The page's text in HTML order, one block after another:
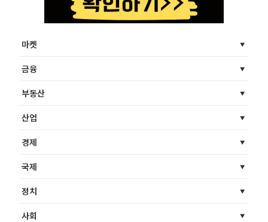
마켓
금융
부동산
산업
경제
국제
정치
사회